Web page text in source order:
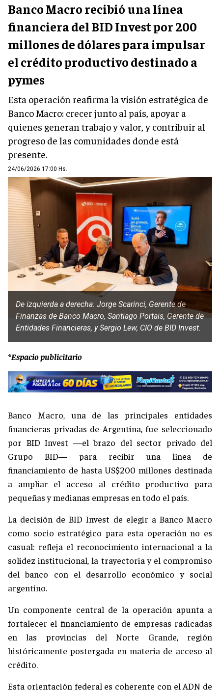
Banco Macro recibió una línea
financiera del BID Invest por 200
millones de dólares para impulsar
el crédito productivo destinado a
pymes
Esta operación reafirma la visión estratégica de
Banco Macro: crecer junto al país, apoyar a
quienes generan trabajo y valor, y contribuir al
progreso de las comunidades donde está
presente.
24/06/2026 17:00 Hs.
De izquierda a derecha: Jorge Scarinci, Gerente de
Finanzas de Banco Macro, Santiago Portais, Gerente de
Entidades Financieras, y Sergio Lew, CIO de BID Invest.
*Espacio publicitario
Banco Macro, una de las principales entidades
financieras privadas de Argentina, fue seleccionado
por BID Invest —el brazo del sector privado del
Grupo BID— para recibir una línea de
financiamiento de hasta US$200 millones destinada
a ampliar el acceso al crédito productivo para
pequeñas y medianas empresas en todo el país.
La decisión de BID Invest de elegir a Banco Macro
como socio estratégico para esta operación no es
casual: refleja el reconocimiento internacional a la
solidez institucional, la trayectoria y el compromiso
del banco con el desarrollo económico y social
argentino.
Un componente central de la operación apunta a
fortalecer el financiamiento de empresas radicadas
en las provincias del Norte Grande, región
históricamente postergada en materia de acceso al
crédito.
Esta orientación federal es coherente con el ADN de